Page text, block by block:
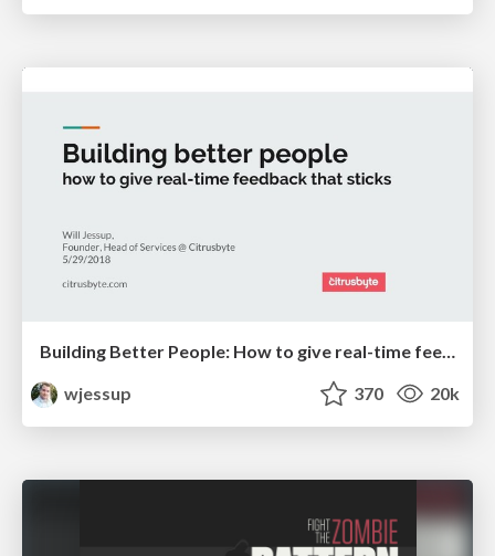
Building Better People: How to give real-time feedback that sticks.
wjessup
370 20k